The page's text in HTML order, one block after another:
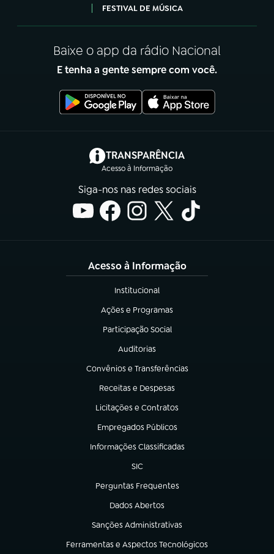
FESTIVAL DE MÚSICA
Baixe o app da rádio Nacional
E tenha a gente sempre com você.
TRANSPARÊNCIA
Acesso à Informação
(abre em nova aba)
Siga-nos nas redes sociais
Acesso à Informação
Institucional
(abre em nova aba)
Ações e Programas
(abre em nova aba)
Participação Social
(abre em nova aba)
Auditorias
(abre em nova aba)
Convênios e Transferências
(abre em nova aba)
Receitas e Despesas
(abre em nova aba)
Licitações e Contratos
(abre em nova aba)
Empregados Públicos
(abre em nova aba)
Informações Classificadas
(abre em nova aba)
SIC
(abre em nova aba)
Perguntas Frequentes
(abre em nova aba)
Dados Abertos
(abre em nova aba)
Sanções Administrativas
(abre em nova aba)
Ferramentas e Aspectos Tecnológicos
(abre em nova aba)